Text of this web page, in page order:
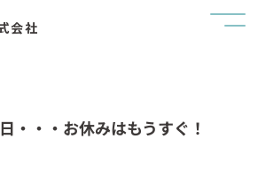
会社
・・・お休みはもうすぐ！